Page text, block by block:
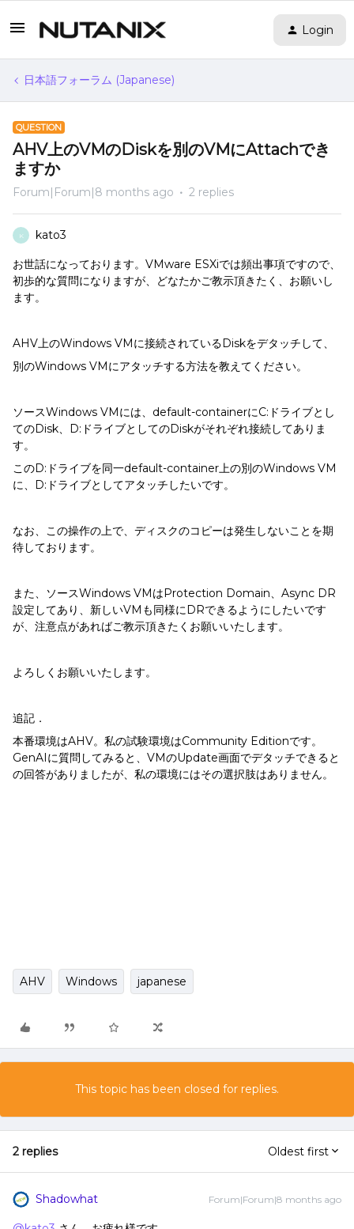
Login
日本語フォーラム (Japanese)
QUESTION
AHV上のVMのDiskを別のVMにAttachでき
ますか
Forum|Forum|8 months ago 2 replies
K kato3
お世話になっております。VMware ESXiでは頻出事項ですので、
初歩的な質問になりますが、どなたかご教示頂きたく、お願いし
ます。
AHV上のWindows VMに接続されているDiskをデタッチして、
別のWindows VMにアタッチする方法を教えてください。
ソースWindows VMには、default-containerにC:ドライブとし
てのDisk、D:ドライブとしてのDiskがそれぞれ接続してありま
す。
このD:ドライブを同一default-container上の別のWindows VM
に、D:ドライブとしてアタッチしたいです。
なお、この操作の上で、ディスクのコピーは発生しないことを期
待しております。
また、ソースWindows VMはProtection Domain、Async DR
設定してあり、新しいVMも同様にDRできるようにしたいです
が、注意点があればご教示頂きたくお願いいたします。
よろしくお願いいたします。
追記．
本番環境はAHV。私の試験環境はCommunity Editionです。
GenAIに質問してみると、VMのUpdate画面でデタッチできると
の回答がありましたが、私の環境にはその選択肢はありません。
AHV Windows japanese
This topic has been closed for replies.
2 replies Oldest first
Shadowhat Forum|Forum|8 months ago